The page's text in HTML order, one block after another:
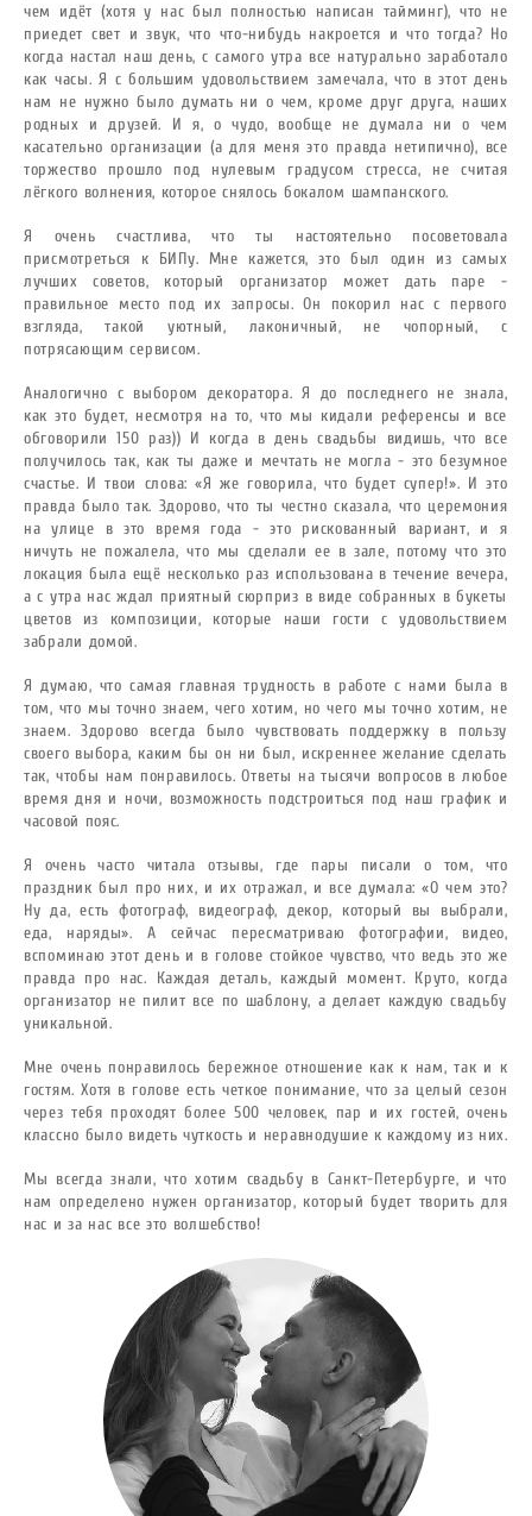
чем идёт (хотя у нас был полностью написан тайминг), что не
приедет свет и звук, что что-нибудь накроется и что тогда? Но
когда настал наш день, с самого утра все натурально заработало
как часы. Я с большим удовольствием замечала, что в этот день
нам не нужно было думать ни о чем, кроме друг друга, наших
родных и друзей. И я, о чудо, вообще не думала ни о чем
касательно организации (а для меня это правда нетипично), все
торжество прошло под нулевым градусом стресса, не считая
лёгкого волнения, которое снялось бокалом шампанского.
Я очень счастлива, что ты настоятельно посоветовала
присмотреться к БИПу. Мне кажется, это был один из самых
лучших советов, который организатор может дать паре -
правильное место под их запросы. Он покорил нас с первого
взгляда, такой уютный, лаконичный, не чопорный, с
потрясающим сервисом.
Аналогично с выбором декоратора. Я до последнего не знала,
как это будет, несмотря на то, что мы кидали референсы и все
обговорили 150 раз)) И когда в день свадьбы видишь, что все
получилось так, как ты даже и мечтать не могла - это безумное
счастье. И твои слова: «Я же говорила, что будет супер!». И это
правда было так. Здорово, что ты честно сказала, что церемония
на улице в это время года - это рискованный вариант, и я
ничуть не пожалела, что мы сделали ее в зале, потому что это
локация была ещё несколько раз использована в течение вечера,
а с утра нас ждал приятный сюрприз в виде собранных в букеты
цветов из композиции, которые наши гости с удовольствием
забрали домой.
Я думаю, что самая главная трудность в работе с нами была в
том, что мы точно знаем, чего хотим, но чего мы точно хотим, не
знаем. Здорово всегда было чувствовать поддержку в пользу
своего выбора, каким бы он ни был, искреннее желание сделать
так, чтобы нам понравилось. Ответы на тысячи вопросов в любое
время дня и ночи, возможность подстроиться под наш график и
часовой пояс.
Я очень часто читала отзывы, где пары писали о том, что
праздник был про них, и их отражал, и все думала: «О чем это?
Ну да, есть фотограф, видеограф, декор, который вы выбрали,
еда, наряды». А сейчас пересматриваю фотографии, видео,
вспоминаю этот день и в голове стойкое чувство, что ведь это же
правда про нас. Каждая деталь, каждый момент. Круто, когда
организатор не пилит все по шаблону, а делает каждую свадьбу
уникальной.
Мне очень понравилось бережное отношение как к нам, так и к
гостям. Хотя в голове есть четкое понимание, что за целый сезон
через тебя проходят более 500 человек, пар и их гостей, очень
классно было видеть чуткость и неравнодушие к каждому из них.
Мы всегда знали, что хотим свадьбу в Санкт-Петербурге, и что
нам определено нужен организатор, который будет творить для
нас и за нас все это волшебство!